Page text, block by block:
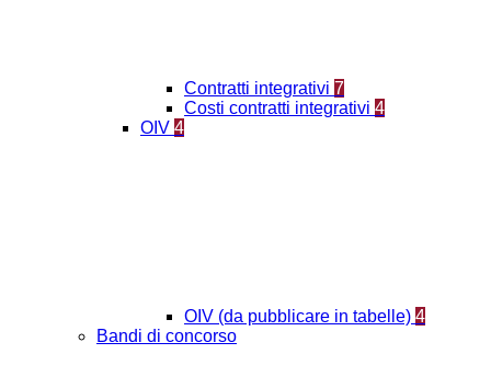
Contratti integrativi 7
Costi contratti integrativi 4
OIV 4
OIV (da pubblicare in tabelle) 4
Bandi di concorso